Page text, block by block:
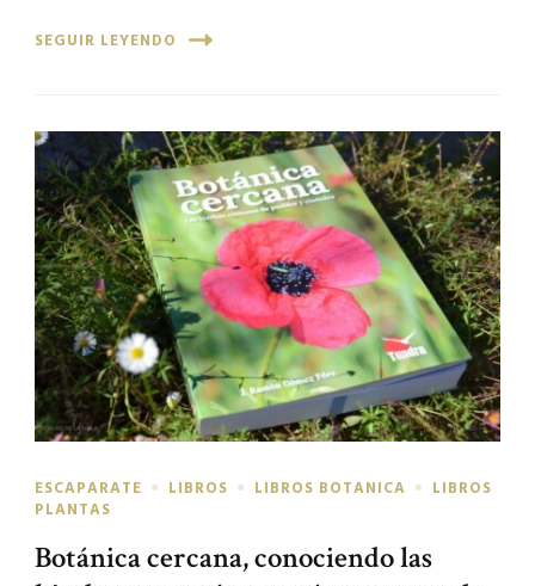
SEGUIR LEYENDO
ESCAPARATE LIBROS LIBROS BOTANICA
LIBROS
PLANTAS
Botánica cercana, conociendo las